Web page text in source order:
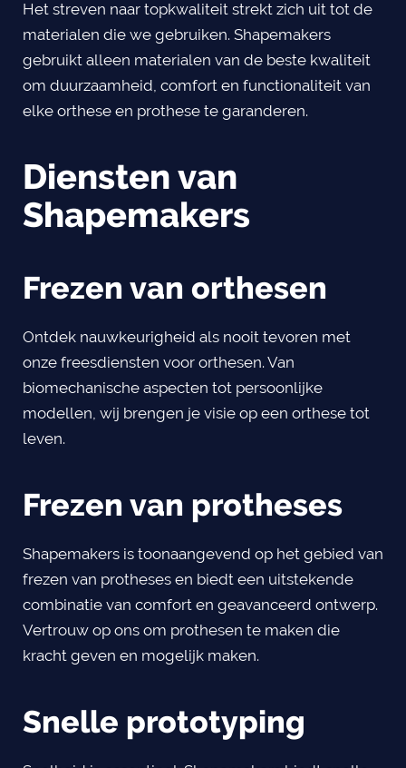
Het streven naar topkwaliteit strekt zich uit tot de
materialen die we gebruiken. Shapemakers
gebruikt alleen materialen van de beste kwaliteit
om duurzaamheid, comfort en functionaliteit van
elke orthese en prothese te garanderen.
Diensten van
Shapemakers
Frezen van orthesen
Ontdek nauwkeurigheid als nooit tevoren met
onze freesdiensten voor orthesen. Van
biomechanische aspecten tot persoonlijke
modellen, wij brengen je visie op een orthese tot
leven.
Frezen van protheses
Shapemakers is toonaangevend op het gebied van
frezen van protheses en biedt een uitstekende
combinatie van comfort en geavanceerd ontwerp.
Vertrouw op ons om prothesen te maken die
kracht geven en mogelijk maken.
Snelle prototyping